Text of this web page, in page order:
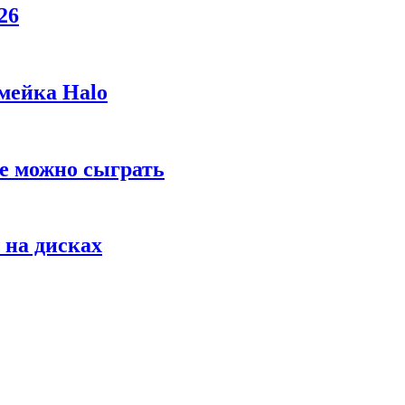
Halo
можно сыграть
дисках